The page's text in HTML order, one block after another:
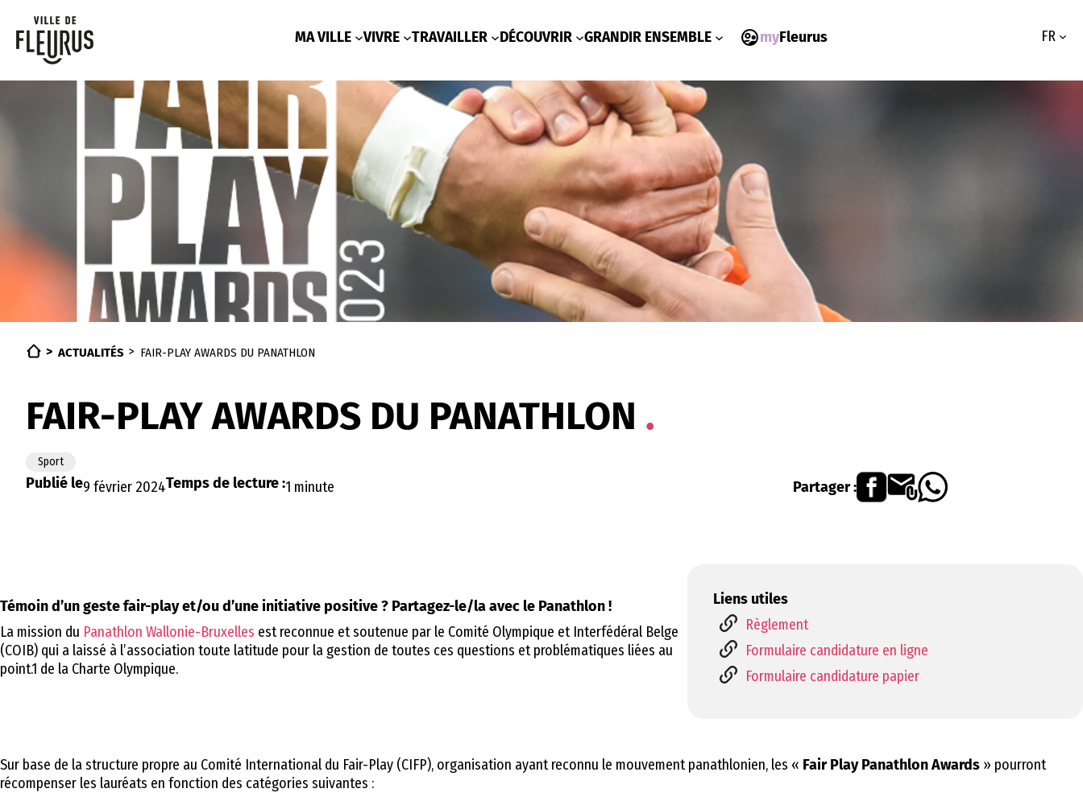
contenu
MA VILLE VIVRE TRAVAILLER DÉCOUVRIR GRANDIR ENSEMBLE myFleurus FR
ACTUALITÉS FAIR-PLAY AWARDS DU PANATHLON
FAIR-PLAY AWARDS DU PANATHLON
Sport
Publié le9 février 2024Temps de lecture :1 minute Partager :
Témoin d’un geste fair-play et/ou d’une initiative positive ? Partagez-le/la avec le Panathlon !
La mission du Panathlon Wallonie-Bruxelles est reconnue et soutenue par le Comité Olympique et Interfédéral Belge
(COIB) qui a laissé à l’association toute latitude pour la gestion de toutes ces questions et problématiques liées au
point.1 de la Charte Olympique.
Liens utiles
Règlement
Formulaire candidature en ligne
Formulaire candidature papier
Sur base de la structure propre au Comité International du Fair-Play (CIFP), organisation ayant reconnu le mouvement panathlonien, les « Fair Play Panathlon Awards » pourront
récompenser les lauréats en fonction des catégories suivantes :